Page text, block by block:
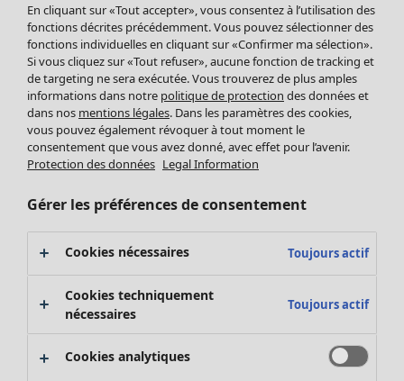
Leggings et collants
Accessoires
Chaussures
Vêtements de bain
Basics
Soldes Mobilier
Bonnes affaires déco
Décoration
Textiles
Tapis
Éponge
Promos SOLDES
En cliquant sur «Tout accepter», vous consentez à l’utilisation des
fonctions décrites précédemment. Vous pouvez sélectionner des
fonctions individuelles en cliquant sur «Confirmer ma sélection».
Si vous cliquez sur «Tout refuser», aucune fonction de tracking et
de targeting ne sera exécutée. Vous trouverez de plus amples
informations dans notre politique de protection des données et
dans nos mentions légales. Dans les paramètres des cookies,
vous pouvez également révoquer à tout moment le
consentement que vous avez donné, avec effet pour l’avenir.
Protection des données Legal Information
Gérer les préférences de consentement
Cookies nécessaires Toujours actif
Cookies techniquement
nécessaires
Toujours actif
Cookies analytiques